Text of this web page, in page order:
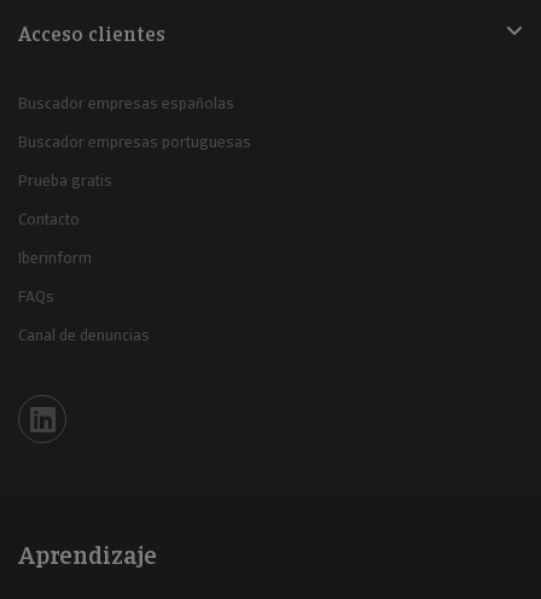
Acceso clientes
Buscador empresas españolas
Buscador empresas portuguesas
Prueba gratis
Contacto
Iberinform
FAQs
Canal de denuncias
Iberinform en Linkedin
Aprendizaje